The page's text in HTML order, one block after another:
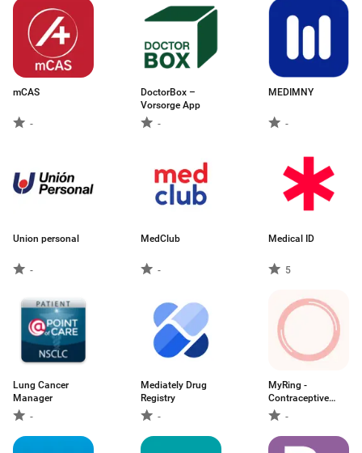
mCAS
-
DoctorBox –
Vorsorge App
-
MEDIMNY
-
Union personal
-
MedClub
-
Medical ID
5
Lung Cancer
Manager
-
Mediately Drug
Registry
-
MyRing -
Contraceptive
Ring -